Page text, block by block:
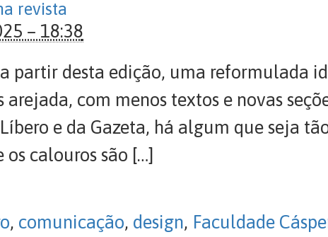
revista
– 18:38
a partir desta edição, uma reformulada
com menos textos e novas
e da Gazeta, há algum que seja
os calouros são […]
, comunicação, design, Faculdade